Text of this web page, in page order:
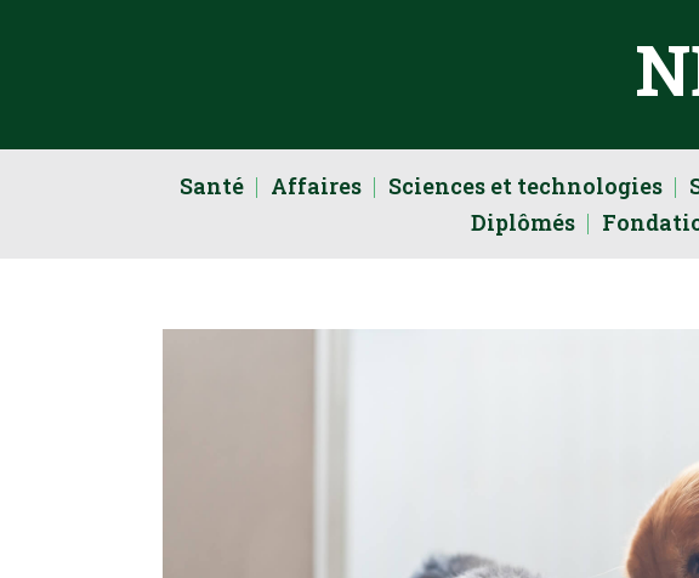
Santé Affaires Sciences et technologies
Diplômés